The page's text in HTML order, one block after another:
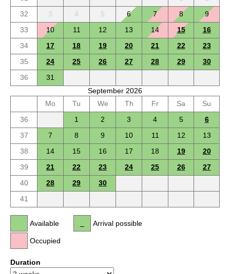
32
3 4 5 6 7 8
9
33
10 11 12 13 14 15
16
34
17 18 19 20 21 22
23
35
24 25 26 27 28 29
30
36
31
September 2026
Mo
Tu We Th Fr Sa
Su
36
1 2 3 4 5
6
37
7 8 9 10 11 12
13
38
14 15 16 17 18 19
20
39
21 22 23 24 25 26
27
40
28 29
30
41
Available
Occupied
Arrival possible
Duration